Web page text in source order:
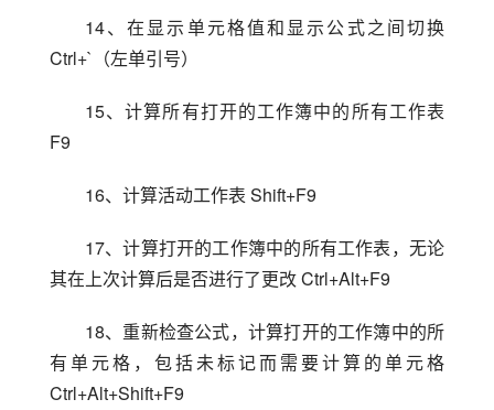
14、在显示单元格值和显示公式之间切换
Ctrl+`（左单引号）
15、计算所有打开的工作簿中的所有工作表
F9
16、计算活动工作表 Shift+F9
17、计算打开的工作簿中的所有工作表，无论
其在上次计算后是否进行了更改 Ctrl+Alt+F9
18、重新检查公式，计算打开的工作簿中的所
有单元格，包括未标记而需要计算的单元格
Ctrl+Alt+Shift+F9